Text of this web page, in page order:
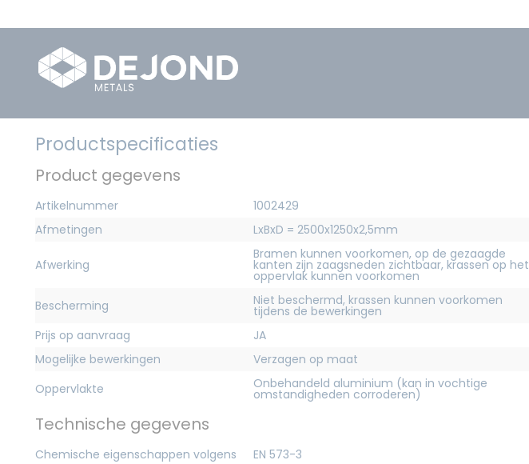
Productspecificaties
Product gegevens
Artikelnummer
1002429
Afmetingen
LxBxD = 2500x1250x2,5mm
Afwerking
Bramen kunnen voorkomen, op de gezaagde
kanten zijn zaagsneden zichtbaar, krassen op het
oppervlak kunnen voorkomen
Bescherming
Niet beschermd, krassen kunnen voorkomen
tijdens de bewerkingen
Prijs op aanvraag
JA
Mogelijke bewerkingen
Verzagen op maat
Oppervlakte
Onbehandeld aluminium (kan in vochtige
omstandigheden corroderen)
Technische gegevens
Chemische eigenschappen volgens
EN 573-3